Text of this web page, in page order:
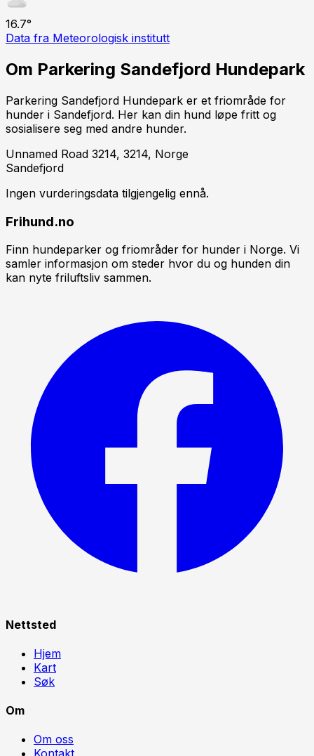
16.7°
Data fra Meteorologisk institutt
Om Parkering Sandefjord Hundepark
Parkering Sandefjord Hundepark er et friområde for
hunder i Sandefjord. Her kan din hund løpe fritt og
sosialisere seg med andre hunder.
Unnamed Road 3214, 3214, Norge
Sandefjord
Ingen vurderingsdata tilgjengelig ennå.
Frihund.no
Finn hundeparker og friområder for hunder i Norge. Vi
samler informasjon om steder hvor du og hunden din
kan nyte friluftsliv sammen.
Nettsted
Hjem
Kart
Søk
Om
Om oss